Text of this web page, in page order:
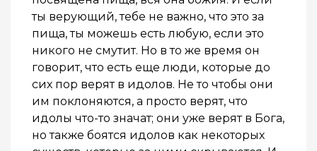
ты верующий, тебе не важно, что это за
пища, ты можешь есть любую, если это
никого не смутит. Но в то же время он
говорит, что есть еще люди, которые до
сих пор верят в идолов. Не то чтобы они
им поклоняются, а просто верят, что
идолы что-то значат; они уже верят в Бога,
но также боятся идолов как некоторых